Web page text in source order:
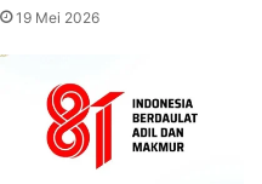
19 Mei 2026